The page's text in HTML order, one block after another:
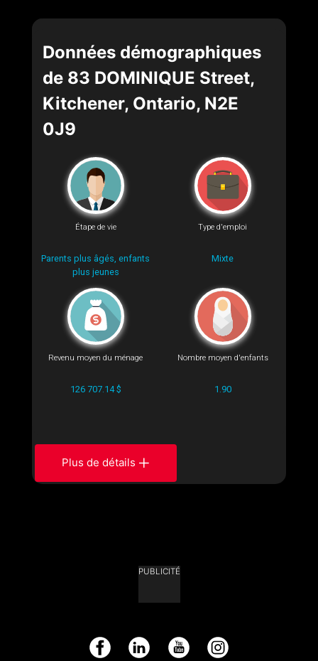
Données démographiques
de 83 DOMINIQUE Street,
Kitchener, Ontario, N2E
0J9
Étape de vie
Parents plus âgés, enfants
plus jeunes
Type d'emploi
Mixte
Revenu moyen du ménage
126 707.14 $
Nombre moyen d'enfants
1.90
Plus de détails
PUBLICITÉ
Facebook LinkedIn YouTube Instagram